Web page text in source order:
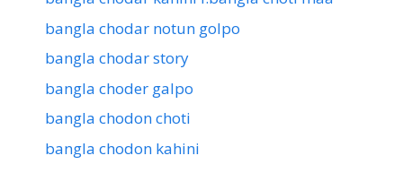
bangla chodar notun golpo
bangla chodar story
bangla choder galpo
bangla chodon choti
bangla chodon kahini